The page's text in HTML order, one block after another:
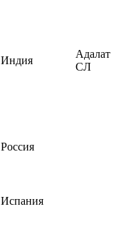
Индия
Адалат
СЛ
Россия
Испания